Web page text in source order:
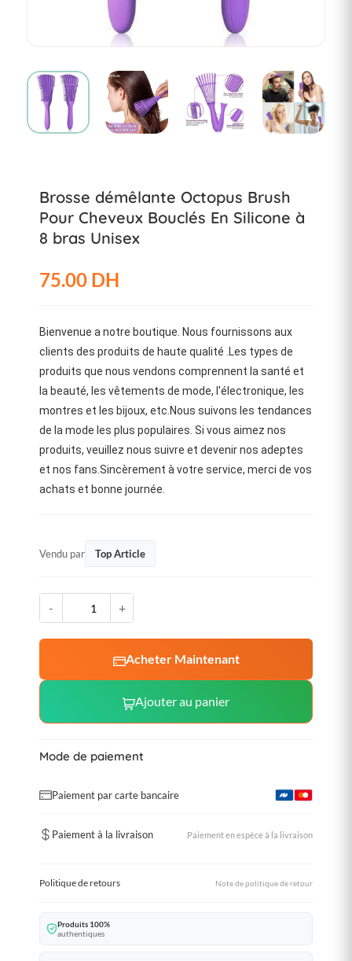
Brosse démêlante Octopus Brush
Pour Cheveux Bouclés En Silicone à
8 bras Unisex
75.00 DH
Bienvenue a notre boutique. Nous fournissons aux
clients des produits de haute qualité .Les types de
produits que nous vendons comprennent la santé et
la beauté, les vêtements de mode, l'électronique, les
montres et les bijoux, etc.Nous suivons les tendances
de la mode les plus populaires. Si vous aimez nos
produits, veuillez nous suivre et devenir nos adeptes
et nos fans.Sincèrement à votre service, merci de vos
achats et bonne journée.
Vendu par Top Article
- +
Acheter Maintenant
Ajouter au panier
Mode de paiement
Paiement par carte bancaire
Paiement à la livraison Paiement en espèce à la livraison
Politique de retours Note de politique de retour
Produits 100%
authentiques